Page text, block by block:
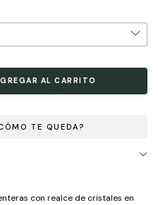
TE QUEDA?
con realce de cristales en